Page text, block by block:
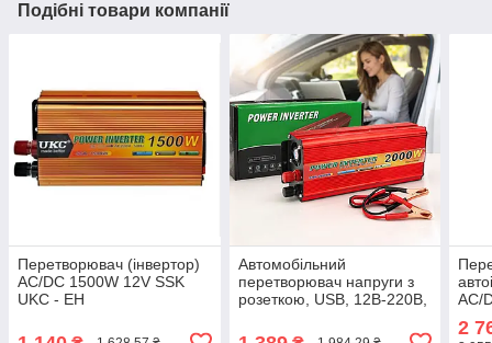
Подібні товари компанії
Перетворювач (інвертор)
AC/DC 1500W 12V SSK
UKC - EH
Автомобільний
перетворювач напруги з
розеткою, USB, 12В-220В,
Автомобільний інвертор
AC/
2